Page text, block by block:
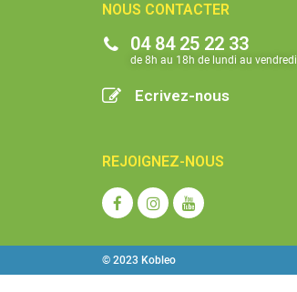
NOUS CONTACTER
04 84 25 22 33
de 8h au 18h de lundi au vendredi​
Ecrivez-nous
REJOIGNEZ-NOUS
© 2023 Kobleo